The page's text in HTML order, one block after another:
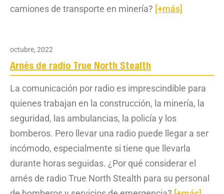
camiones de transporte en minería? [+más]
octubre, 2022
Arnés de radio True North Stealth
La comunicación por radio es imprescindible para
quienes trabajan en la construcción, la minería, la
seguridad, las ambulancias, la policía y los
bomberos. Pero llevar una radio puede llegar a ser
incómodo, especialmente si tiene que llevarla
durante horas seguidas. ¿Por qué considerar el
arnés de radio True North Stealth para su personal